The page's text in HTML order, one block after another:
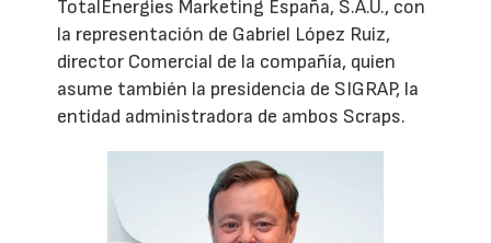
TotalEnergies Marketing España, S.A.U., con
la representación de Gabriel López Ruiz,
director Comercial de la compañía, quien
asume también la presidencia de SIGRAP, la
entidad administradora de ambos Scraps.